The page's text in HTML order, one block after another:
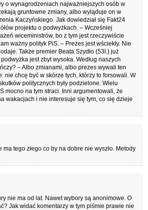
o wynagrodzeniach najważniejszych osób w
gruntowne zmiany, albo wyląduje on w
Kaczyńskiego. Jak dowiedział się Fakt24
projektu o podwyżkach. – Wcześniej
wiceministrów, bo z tym jest rzeczywiście
ważny polityk PiS. – Prezes jest wściekły. Nie
Także premier Beata Szydło (53l.) już
jest zbyt wysoka. Według naszych
– Albo zmianami, albo prezes wywali ten
nie chcę być w skórze tych, którzy to forsowali. W
politycznych były podzielone. Wielu
mocno na tym straci. Inni argumentowali, że
wakacjach i nie interesuje się tym, co się dzieje
tego złego co by na dobre nie wyszło. Metody
nie ma od lat. Nawet wybory są anonimowe. O
Jak widać komentarzy w tym piśmie prawie nie